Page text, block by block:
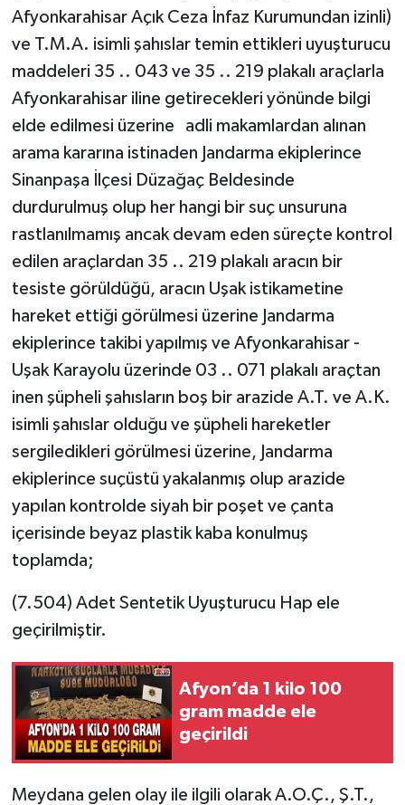
Afyonkarahisar Açık Ceza İnfaz Kurumundan izinli)
ve T.M.A. isimli şahıslar temin ettikleri uyuşturucu
maddeleri 35 .. 043 ve 35 .. 219 plakalı araçlarla
Afyonkarahisar iline getirecekleri yönünde bilgi
elde edilmesi üzerine adli makamlardan alınan
arama kararına istinaden Jandarma ekiplerince
Sinanpaşa İlçesi Düzağaç Beldesinde
durdurulmuş olup her hangi bir suç unsuruna
rastlanılmamış ancak devam eden süreçte kontrol
edilen araçlardan 35 .. 219 plakalı aracın bir
tesiste görüldüğü, aracın Uşak istikametine
hareket ettiği görülmesi üzerine Jandarma
ekiplerince takibi yapılmış ve Afyonkarahisar -
Uşak Karayolu üzerinde 03 .. 071 plakalı araçtan
inen şüpheli şahısların boş bir arazide A.T. ve A.K.
isimli şahıslar olduğu ve şüpheli hareketler
sergiledikleri görülmesi üzerine, Jandarma
ekiplerince suçüstü yakalanmış olup arazide
yapılan kontrolde siyah bir poşet ve çanta
içerisinde beyaz plastik kaba konulmuş
toplamda;
(7.504) Adet Sentetik Uyuşturucu Hap ele
geçirilmiştir.
Afyon’da 1 kilo 100
gram madde ele
geçirildi
Meydana gelen olay ile ilgili olarak A.O.Ç., Ş.T.,